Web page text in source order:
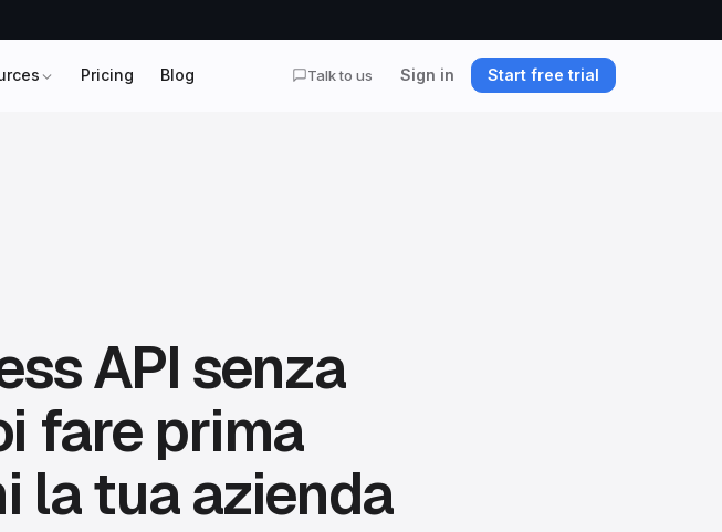
Pricing Blog Talk to us Sign in Start free trial
API senza
fare prima
la tua azienda